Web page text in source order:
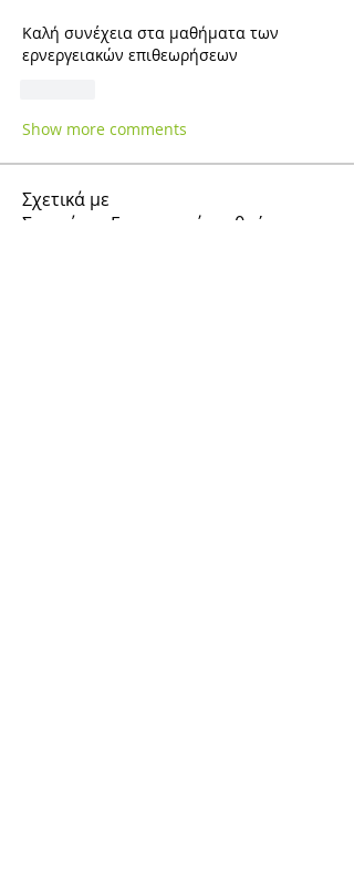
Kαλή συνέχεια στα μαθήματα των
ερνεργειακών επιθεωρήσεων
Show more comments
Σχετικά με
Σεμινάριο Ενεργειακή επιθεώρηση.